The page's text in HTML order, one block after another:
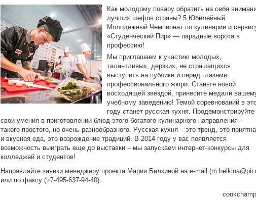
Как молодому повару обратить на себя
лучших шефов страны? 5 Юбилейный
Молодежный Чемпионат по кулинарии и
«Студенческий Пир» — парадные ворота в
профессию!
Мы приглашаем к участию молодых,
талантливых, дерзких, не страшащихся
выступить на публике и перед глазами
профессионального жюри. Станьте новой
восходящей звездой, принесите медали
учебному заведению! Темой соревнований в
году станет русская кухня. Продемонстрируйте
свои умения в приготовлении блюд этого богатого кулинарного направления –
такого простого, но очень разнообразного. Русская кухня – это тренд, это
и вкусная еда, это возрождение традиций. В 2014 году у вас появляется
возможность выиграть еще до выставки – мы запускаем интернет-конкурсы для
колледжей и студентов!
Направляйте заявки менеджеру проекта Марии Белкиной на e-mail
или по факсу (+7-495-637-94-40).